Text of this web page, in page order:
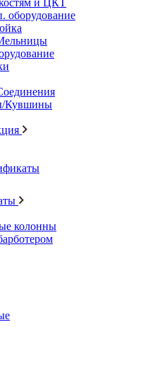
и ЦКТ
оборудование
Кувшины
колонны